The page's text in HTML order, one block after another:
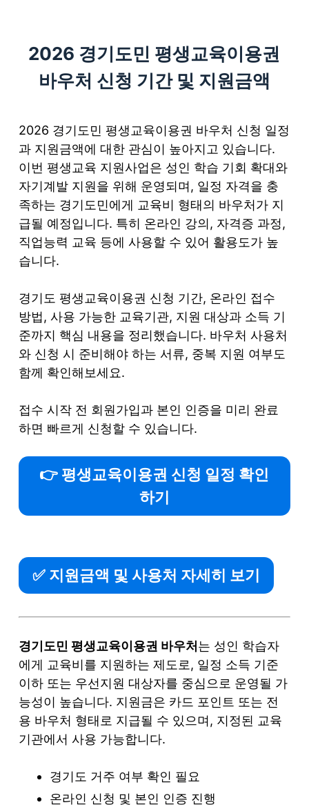
c
o
n
e
n
2026 경기도민 평생교육이용권
바우처 신청 기간 및 지원금액
2026 경기도민 평생교육이용권 바우처 신청 일정
과 지원금액에 대한 관심이 높아지고 있습니다.
이번 평생교육 지원사업은 성인 학습 기회 확대와
자기계발 지원을 위해 운영되며, 일정 자격을 충
족하는 경기도민에게 교육비 형태의 바우처가 지
급될 예정입니다. 특히 온라인 강의, 자격증 과정,
직업능력 교육 등에 사용할 수 있어 활용도가 높
습니다.
경기도 평생교육이용권 신청 기간, 온라인 접수
방법, 사용 가능한 교육기관, 지원 대상과 소득 기
준까지 핵심 내용을 정리했습니다. 바우처 사용처
와 신청 시 준비해야 하는 서류, 중복 지원 여부도
함께 확인해보세요.
접수 시작 전 회원가입과 본인 인증을 미리 완료
하면 빠르게 신청할 수 있습니다.
👉 평생교육이용권 신청 일정 확인
하기
✅ 지원금액 및 사용처 자세히 보기
경기도민 평생교육이용권 바우처 는 성인 학습자
에게 교육비를 지원하는 제도로, 일정 소득 기준
이하 또는 우선지원 대상자를 중심으로 운영될 가
능성이 높습니다. 지원금은 카드 포인트 또는 전
용 바우처 형태로 지급될 수 있으며, 지정된 교육
기관에서 사용 가능합니다.
경기도 거주 여부 확인 필요
온라인 신청 및 본인 인증 진행